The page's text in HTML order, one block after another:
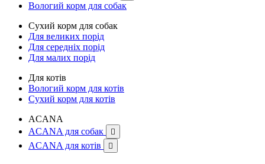
Вологий корм для собак
Сухий корм для собак
Для великих порід
Для середніх порід
Для малих порід
Для котів
Вологий корм для котів
Сухий корм для котів
ACANA
ACANA для собак

ACANA для котів 